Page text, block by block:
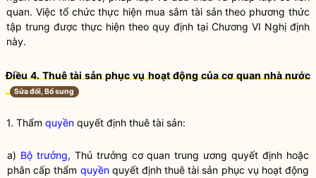
quan. Việc tổ chức thực hiện mua sắm tài sản theo phương thức
tập trung được thực hiện theo quy định tại Chương VI Nghị định
này.
Điều 4. Thuê tài sản phục vụ hoạt động của cơ quan nhà nước
Sửa đổi, Bổ sung
1. Thẩm quyền quyết định thuê tài sản:
a) Bộ trưởng, Thủ trưởng cơ quan trung ương quyết định hoặc
phân cấp thẩm quyềnquyết định thuê tài sản phục vụ hoạt động